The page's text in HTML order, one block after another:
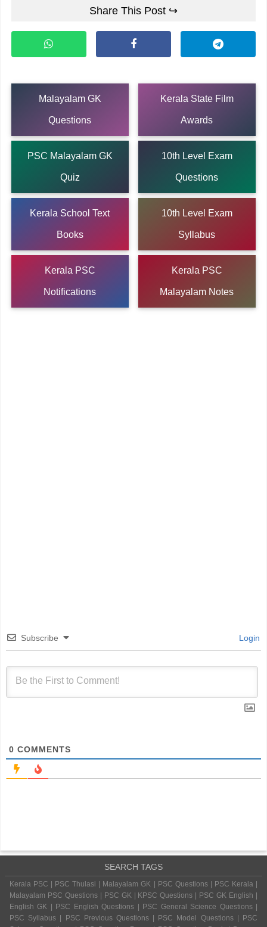
Share This Post ↪
Malayalam GK
Questions
Kerala State Film
Awards
PSC Malayalam GK
Quiz
10th Level Exam
Questions
Kerala School Text
Books
10th Level Exam
Syllabus
Kerala PSC
Notifications
Kerala PSC
Malayalam Notes
Subscribe Login
0 COMMENTS
SEARCH TAGS
Kerala PSC | PSC Thulasi | Malayalam GK | PSC Questions | PSC Kerala |
Malayalam PSC Questions | PSC GK | KPSC Questions | PSC GK English |
English GK | PSC English Questions | PSC General Science Questions |
PSC Syllabus | PSC Previous Questions | PSC Model Questions | PSC